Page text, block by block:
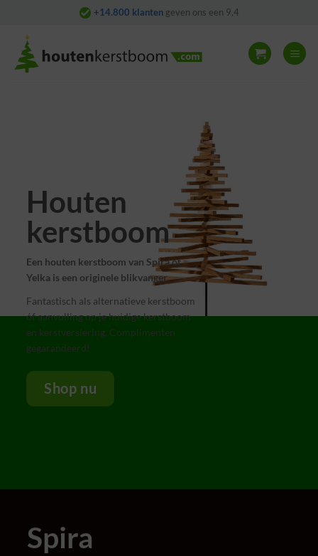
content
+14.800 klantengeven ons een 9,4
Houten
kerstboom
Een houten kerstboom van Spira of
Yelka is een originele blikvanger.
Fantastisch als alternatieve kerstboom
óf aanvulling op je huidige kerstboom
en kerstversiering. Complimenten
gegarandeerd!
Shop nu
Spira